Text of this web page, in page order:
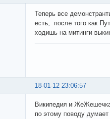
Теперь все
есть, после того как
ходишь на митинги
18-01-12 23:06:57
Википедия и
по этому поводу